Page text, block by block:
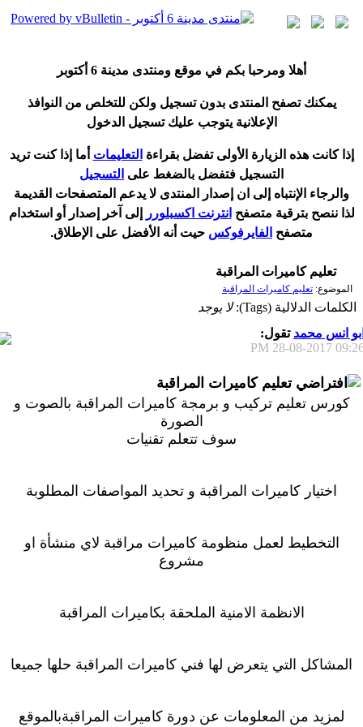
هلا ومرحبا بكم في موقع ومنتدى مدينة 6 أكتوبر
يمكنك تصفح المنتدى بدون تسجيل ولكن للتخلص من النوافذ
الإعلانية يتوجب عليك تسجيل الدخول
إذا كانت هذه الزيارة الأولى تفضل بقراءة التعليمات ما إذا كنت تريد
التسجيل فتفضل بالضغط على التسجيل
والرجاء الإنتباه إلى ان إصدار المنتدى لا يدعم المتصفحات القديمة
لذا ننصح بترقية متصفح انترنت اكسبلورر إلى آخر إصدار أو استخدام
متصفح الفايرفوكس حيت نه الأفضل على الإطلاق.
تعليم كاميرات المراقبة
الموضوع: تعليم كاميرات المراقبة
الكلمات الدلالية (Tags):
لا يوجد
انس محمد تقول:
28-08-2017 09:26
تعليم كاميرات المراقبة
كورس تعليم تركيب و برمجة كاميرات المراقبة بالصوت و
الصورة
سوف تتعلم تقنيات
اختيار كاميرات المراقبة و تحديد المواصفات المطلوبة
التخطيط لعمل منظومة كاميرات مراقبة لاي منشأة او
مشروع
الانظمة الامنية الملحقة بكاميرات المراقبة
المشاكل التي يتعرض لها فني كاميرات المراقبة حلها جميعا
لمزيد من المعلومات عن دورة كاميرات المراقبةبالموقع